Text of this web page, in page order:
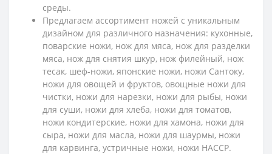
среды.
Предлагаем ассортимент ножей с уникальным
дизайном для различного назначения: кухонные,
поварские ножи, нож для мяса, нож для разделки
мяса, нож для снятия шкур, нож филейный, нож
тесак, шеф-ножи, японские ножи, ножи Сантоку,
ножи для овощей и фруктов, овощные ножи для
чистки, ножи для нарезки, ножи для рыбы, ножи
для суши, ножи для хлеба, ножи для томатов,
ножи кондитерские, ножи для хамона, ножи для
сыра, ножи для масла, ножи для шаурмы, ножи
для карвинга, устричные ножи, ножи HACCP.